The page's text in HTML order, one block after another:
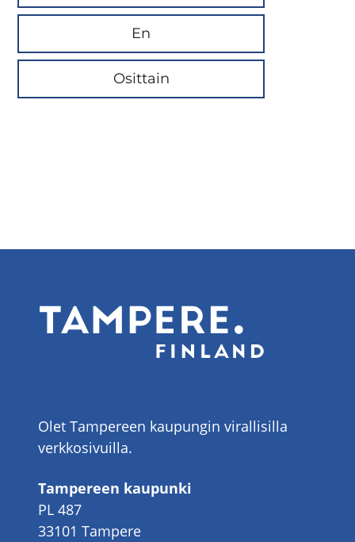
En
Osittain
Olet Tampereen kaupungin virallisilla
verkkosivuilla.
Tampereen kaupunki
PL 487
33101 Tampere